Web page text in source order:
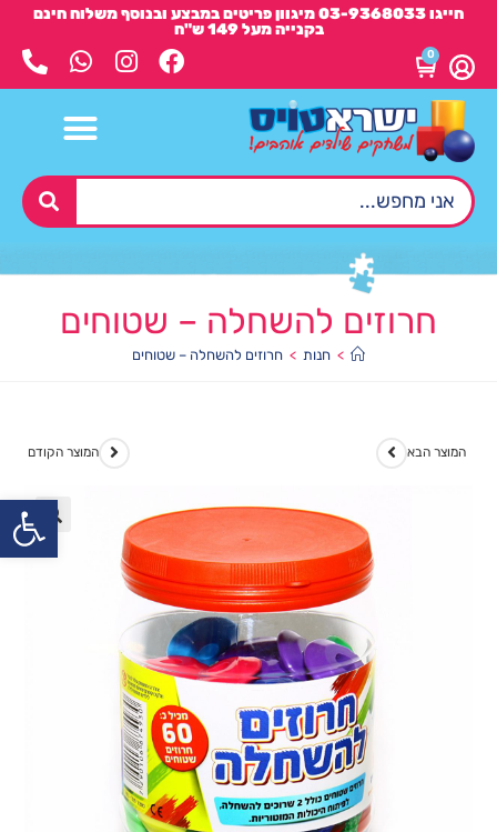
חייגו 03-9368033 מיגוון פריטים במבצע ובנוסף משלוח חינם
בקנייה מעל 149 ש"ח
0
חרוזים להשחלה – שטוחים
> חנות > חרוזים להשחלה – שטוחים
המוצר הקודם המוצר הבא